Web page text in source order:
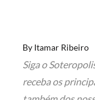
By Itamar Ribeiro
Siga o
receba os